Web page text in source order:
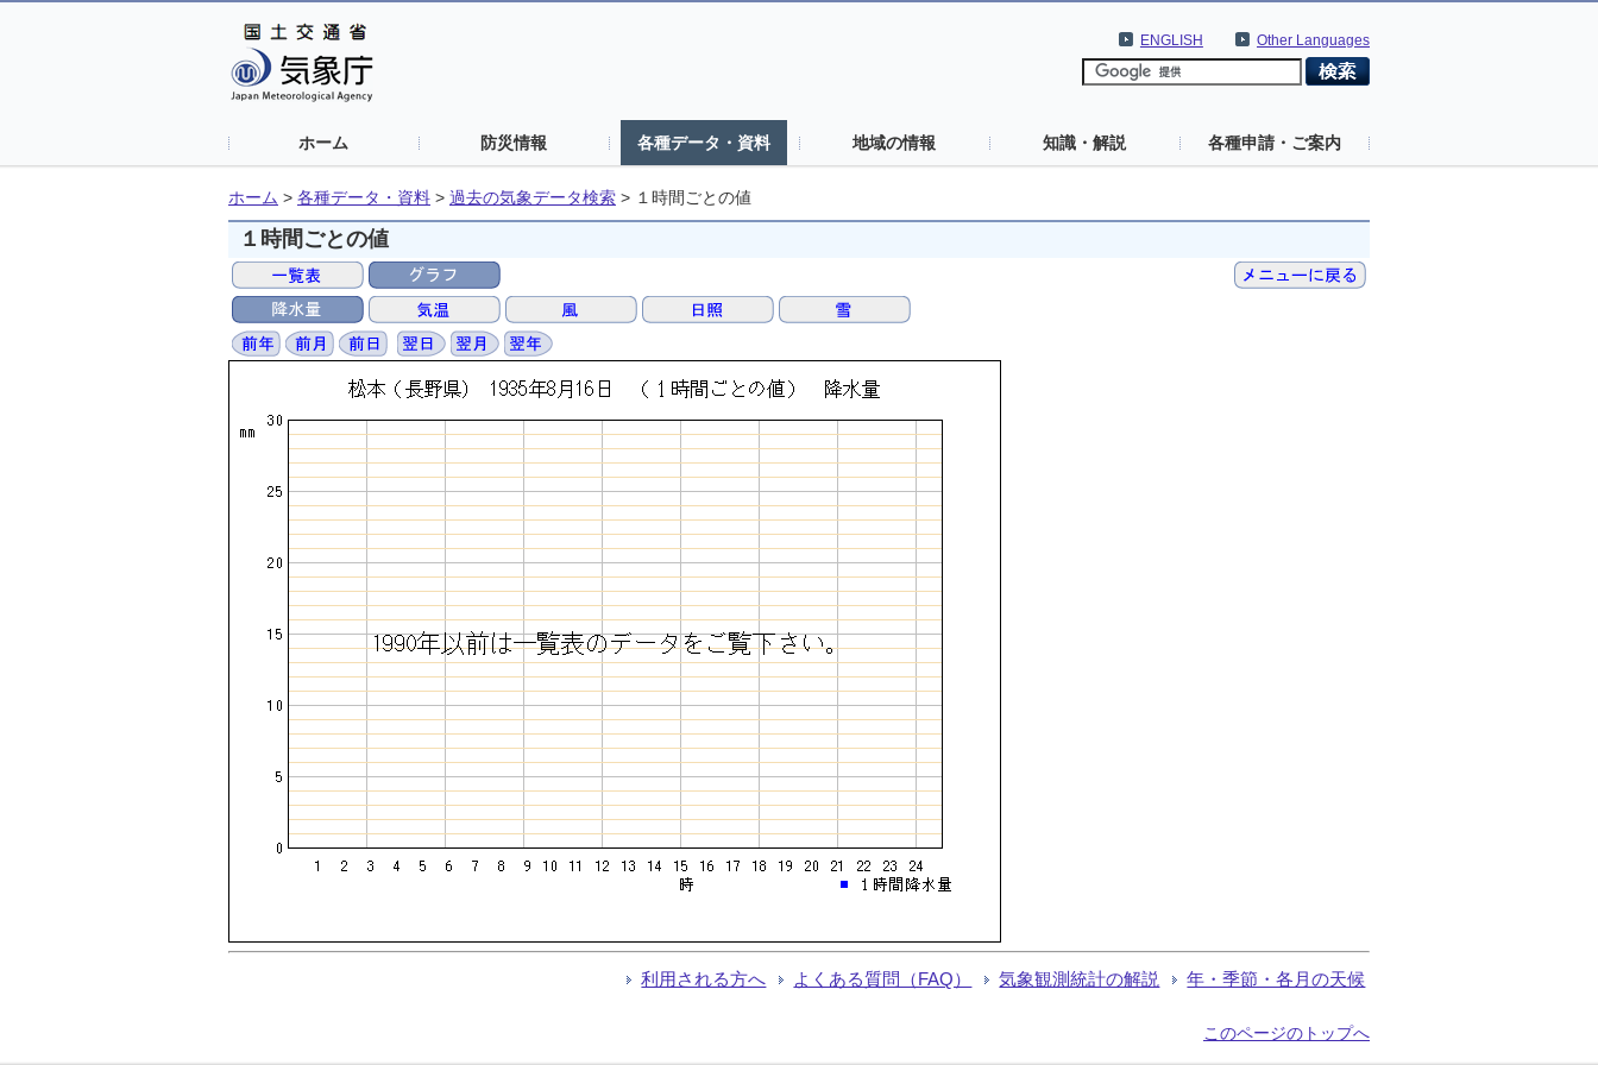
Other Languages
ENGLISH
ホーム 防災情報 各種データ・資料 地域の情報 知識・解説 各種申請・ご案内
ホーム > 各種データ・資料 > 過去の気象データ検索 > １時間ごとの値
１時間ごとの値
利用される方へ よくある質問（FAQ） 気象観測統計の解説 年・季節・各月の天候
このページのトップへ